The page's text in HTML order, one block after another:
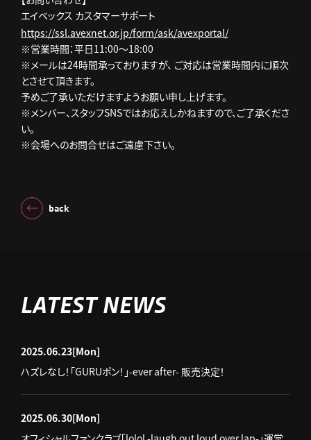
エイベックス カスタマーサポート
https://ssl.avexnet.or.jp/form/ask/avexportal/
※営業時間：平日11:00～18:00
※メールは24時間承っておりますが、 ご対応は営業時間内に順次
とさせて頂きます。
予めご了承いただけますようお願い申し上げます。
※メンバー、スタッフSNSではお応えしかねますので、ご了承くださ
い。
※会場へのお問合せはご遠慮下さい。
back
LATEST NEWS
2025.06.23[Mon]
ハズレなし！「GURUポン！」-ever after- 販売決定！
2025.06.30[Mon]